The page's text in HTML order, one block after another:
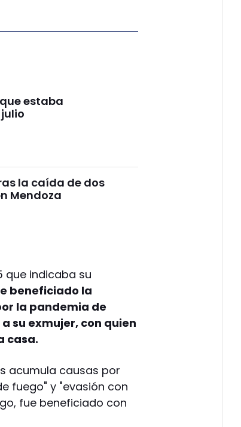
estaba
la caída de dos
Mendoza
que indicaba su
beneficiado la
la pandemia de
su exmujer, con quien
casa.
acumula causas por
fuego" y "evasión con
fue beneficiado con